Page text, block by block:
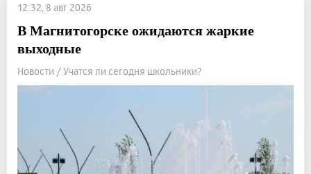
12:32, 8 авг 2026
В Магнитогорске ожидаются жаркие
выходные
Новости / Учатся ли сегодня школьники?